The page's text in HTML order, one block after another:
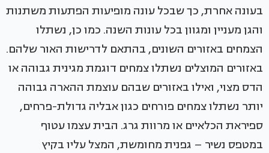
בעונה אחרת, כך שבכל עונה מופיעות הפתעות משתנות
והגן מעניין ומגוון בכל עונות השנה. כמו כן, נשתלו
הצמחים באזורים השונים, בהתאם לדרישות האור שלהם.
באזורים המוצלים נשתלו צמחים דוגמת מגינית גבוהה או
הדס מצוי, ואילו באזורים שבהם עוצמת ההארה גבוהה
יותר נשתלו צמחים פורחים כגון אבליה גדולת-פרחים,
ספיראת הכלאיים או מרוות גרג. הבית עצמו עטוף
במטפס נשיר – גפנית מחומשת, המצל עליו בקיץ